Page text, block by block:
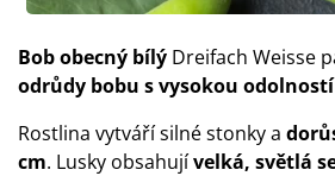
Bob obecný bílý Dreifach Weisse
odrůdy bobu s vysokou odolností
Rostlina vytváří silné stonky a
cm. Lusky obsahujívelká, světlá